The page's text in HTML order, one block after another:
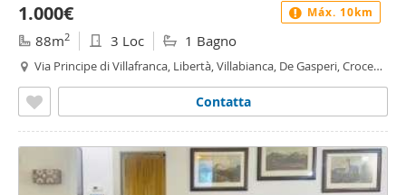
1.000€
88m2 3 Loc 1 Bagno
Via Principe di Villafranca, Libertà, Villabianca, De Gasperi, Croce
Contatta
Máx. 10km